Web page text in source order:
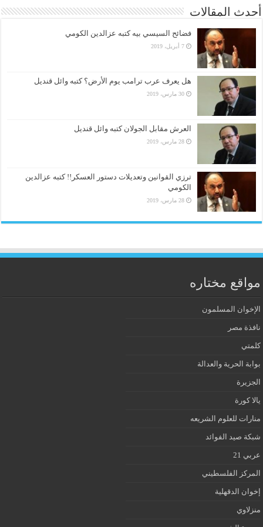
أحدث المقالات
فضائح السيسي بيه كتبه عزالدين الكومي
7 أبريل، 2019
هل يعرف عرب ترامب يوم الأرض؟ كتبه وائل قنديل
30 مارس، 2019
العرش مقابل الجولان كتبه وائل قنديل
28 مارس، 2019
ترزي القوانين وتعديلات دستور العسكر!! كتبه عزالدين
الكومي
28 مارس، 2019
مواقع مختاره
الإخوان المسلمون
نافذة مصر
كلمتي
بوابة الحرية والعدالة
الجزيرة
يالا كورة
منارات للعلوم الشريعه
شبكة صيد الفوائد
عربي 21
المركز الفلسطيني
إخوان الدقهلية
منزلاوي